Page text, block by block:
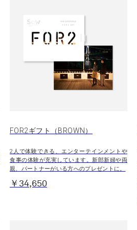
FOR2ギフト（BROWN）
2人で体験できる、エンターテインメントや
食事の体験が充実しています。新郎新婦や両
親、パートナーがいる方へのプレゼントに。
￥34,650